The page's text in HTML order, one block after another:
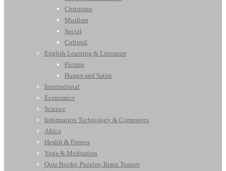
Christians
Muslims
Social
Cultural
English Learning & Literature
Fiction
Humor and Satire
International
Economics
Science
Information Technology & Computers
Africa
Health & Fitness
Yoga & Meditation
Quiz Books, Puzzles, Brain Teasers